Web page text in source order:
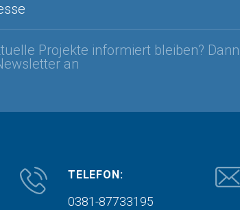
Projekte informiert bleiben?
an
TELEFON:
0381-87733195